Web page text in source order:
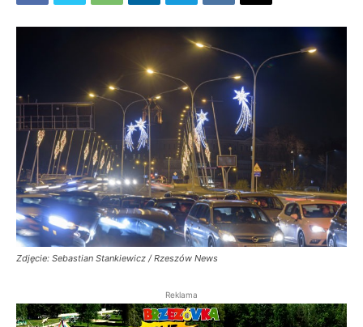
Zdjęcie: Sebastian Stankiewicz / Rzeszów News
Reklama